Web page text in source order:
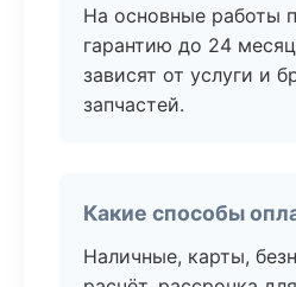
На основные работы
гарантию до 24
зависят от услуги и
запчастей.
Какие способы
Наличные, карты,